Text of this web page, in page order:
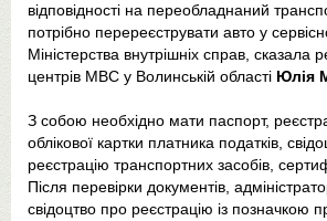
відповідності на переобладнаний
потрібно перереєструвати авто у
Міністерства внутрішніх справ, сказала
центрів МВС у Волинській області Юлія
З собою необхідно мати паспорт,
облікової картки платника податків,
реєстрацію транспортних засобів,
Після перевірки документів,
свідоцтво про реєстрацію із позначкою